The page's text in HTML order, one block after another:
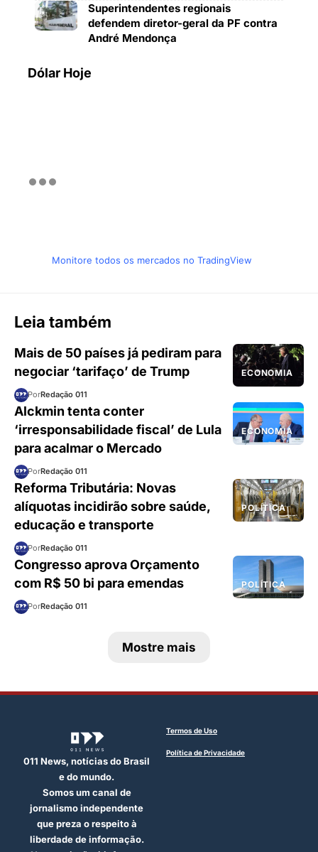
Superintendentes regionais
defendem diretor-geral da PF contra
André Mendonça
Dólar Hoje
Monitore todos os mercados no TradingView
Leia também
ECONOMIA
Mais de 50 países já pediram para
negociar ‘tarifaço’ de Trump
PorRedação 011
ECONOMIA
Alckmin tenta conter
‘irresponsabilidade fiscal’ de Lula
para acalmar o Mercado
PorRedação 011
POLÍTICA
Reforma Tributária: Novas
alíquotas incidirão sobre saúde,
educação e transporte
PorRedação 011
POLÍTICA
Congresso aprova Orçamento
com R$ 50 bi para emendas
PorRedação 011
Mostre mais
011 News, notícias do Brasil
e do mundo.
Somos um canal de
jornalismo independente
que preza o respeito à
liberdade de informação.
Termos de Uso
Política de Privacidade